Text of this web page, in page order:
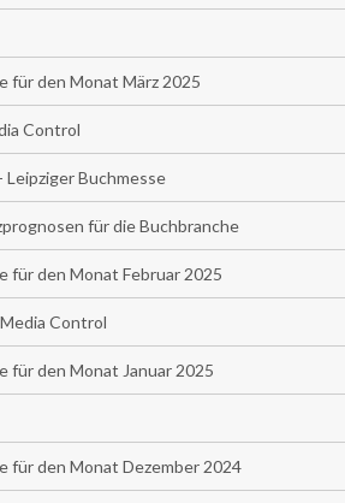
für den Monat März 2025
Control
Buchmesse
für die Buchbranche
für den Monat Februar 2025
Control
für den Monat Januar 2025
für den Monat Dezember 2024